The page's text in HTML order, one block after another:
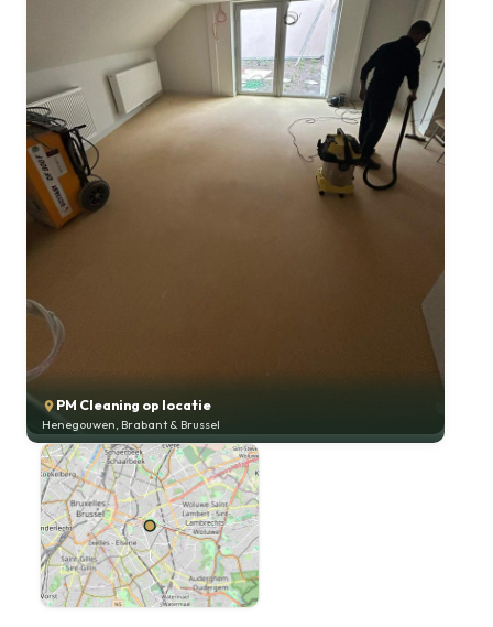
PM Cleaning op locatie
Henegouwen, Brabant & Brussel